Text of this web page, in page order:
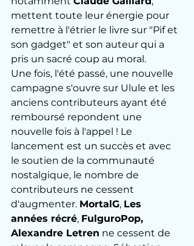
mettent toute leur énergie pour
remettre à l'étrier le livre sur "Pif et
son gadget" et son auteur qui a
pris un sacré coup au moral.
Une fois, l'été passé, une nouvelle
campagne s'ouvre sur Ulule et les
anciens contributeurs ayant été
remboursé repondent une
nouvelle fois à l'appel ! Le
lancement est un succès et avec
le soutien de la communauté
nostalgique, le nombre de
contributeurs ne cessent
d'augmenter. MortalG, Les
années récré, FulguroPop,
Alexandre Letren ne cessent de